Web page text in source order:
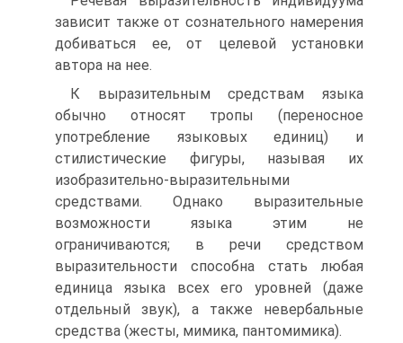
зависит также от сознательного намерения
добиваться ее, от целевой уста­новки
автора на нее.
К выразительным средствам языка
обычно относят тро­пы (переносное
употребление языковых единиц) и
стилисти­ческие фигуры, называя их
изобразительно-выразительны­ми
средствами. Однако выразительные
возможности языка этим не
ограничиваются; в речи средством
выразительно­сти способна стать любая
единица языка всех его уровней (даже
отдельный звук), а также невербальные
средства (жесты, мимика, пантомимика).